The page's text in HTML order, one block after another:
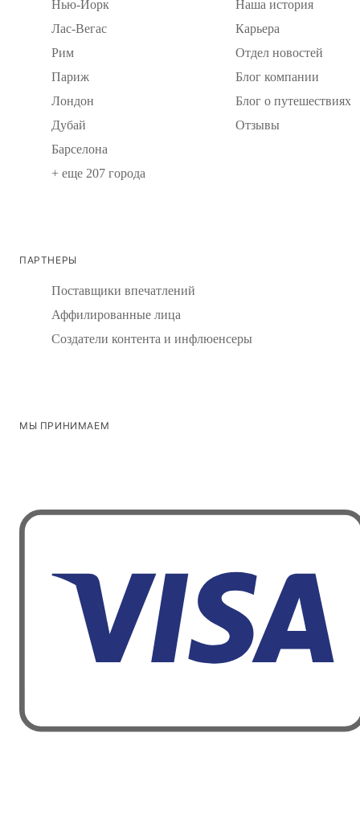
Нью-Йорк
Лас-Вегас
Рим
Париж
Лондон
Дубай
Барселона
+ еще 207 города
Наша история
Карьера
Отдел новостей
Блог компании
Блог о путешествиях
Отзывы
ПАРТНЕРЫ
Поставщики впечатлений
Аффилированные лица
Создатели контента и инфлюенсеры
МЫ ПРИНИМАЕМ